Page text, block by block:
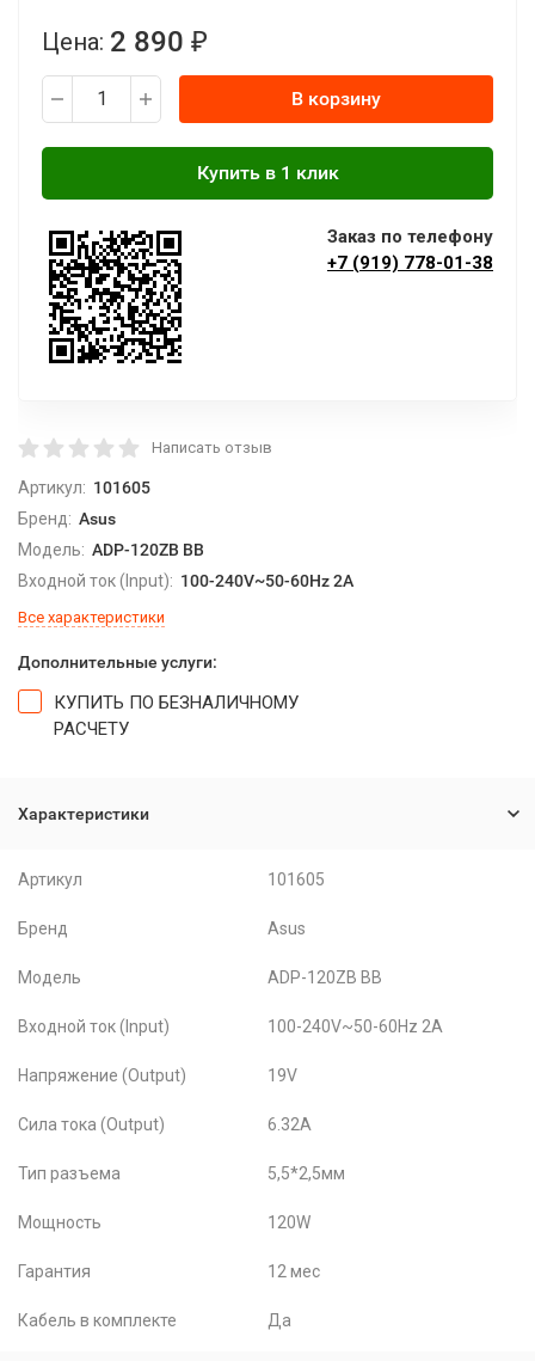
Цена: 2 890 ₽
В корзину
Заказ по телефону
+7 (919) 778-01-38
Написать отзыв
Артикул: 101605
Бренд: Asus
Модель: ADP-120ZB BB
Входной ток (Input): 100-240V~50-60Hz 2A
Все характеристики
Дополнительные услуги:
КУПИТЬ ПО БЕЗНАЛИЧНОМУ
РАСЧЕТУ
Характеристики
Артикул 101605
Бренд Asus
Модель ADP-120ZB BB
Входной ток (Input) 100-240V~50-60Hz 2A
Напряжение (Output) 19V
Сила тока (Output) 6.32A
Тип разъема 5,5*2,5мм
Мощность 120W
Гарантия 12 мес
Кабель в комплекте Да